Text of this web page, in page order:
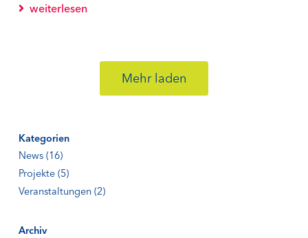
weiterlesen
Mehr laden
Kategorien
News (16)
Projekte (5)
Veranstaltungen (2)
Archiv